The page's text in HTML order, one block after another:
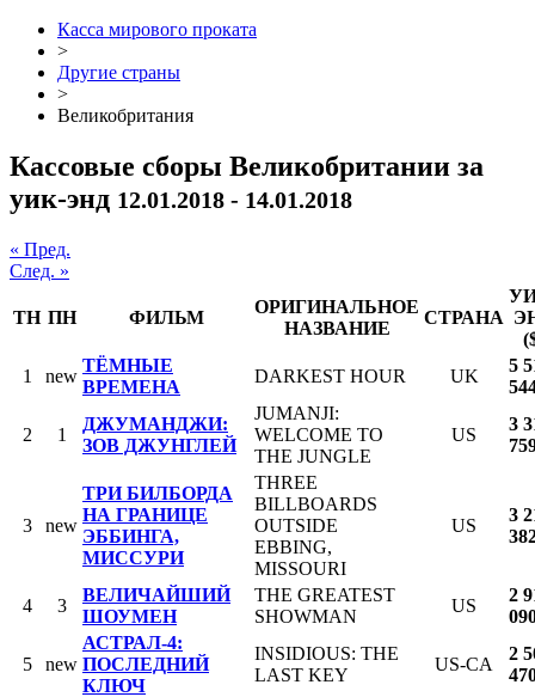
Касса мирового проката
>
Другие страны
>
Великобритания
Кассовые сборы Великобритании за
уик-энд 12.01.2018 - 14.01.2018
« Пред.
След. »
ТН ПН ФИЛЬМ
ОРИГИНАЛЬНОЕ
НАЗВАНИЕ
СТРАНА
1
new
ТЁМНЫЕ
ВРЕМЕНА
DARKEST HOUR UK
5
2 1
ДЖУМАНДЖИ:
ЗОВ ДЖУНГЛЕЙ
JUMANJI:
WELCOME TO
THE JUNGLE
US
3
3 new
ТРИ БИЛБОРДА
НА ГРАНИЦЕ
ЭББИНГА,
МИССУРИ
THREE
BILLBOARDS
OUTSIDE
EBBING,
MISSOURI
US
3
4 3
ВЕЛИЧАЙШИЙ
ШОУМЕН
THE GREATEST
SHOWMAN
US
2
5 new
АСТРАЛ-4:
ПОСЛЕДНИЙ
КЛЮЧ
INSIDIOUS: THE
LAST KEY
US-CA
2